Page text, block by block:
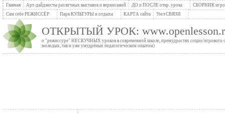
Главная Арт-дайджесты различных выставок и вернисажей ДО и ПОСЛЕ откр. урока
СБОРНИК
Сам себе РЕЖИССЁР
Парк КУЛЬТУРЫ и отдыха КАРТА сайта Узел СВЯЗИ
ОТКРЫТЫЙ УРОК:
о "режиссуре" НЕСКУЧНЫХ уроков в современной школе, премудростях социо/игрового
молодых, так и уже умудрёных педагогическим опытом)